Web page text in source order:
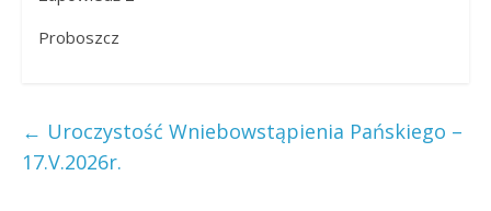
Proboszcz
← Uroczystość Wniebowstąpienia Pańskiego –
17.V.2026r.